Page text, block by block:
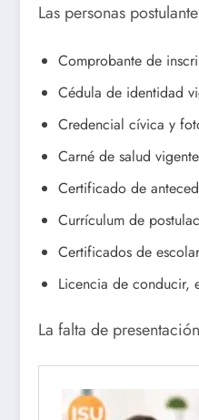
Las personas
Comprobante de
Cédula de identidad
Credencial cívica y
Carné de salud
Certificado de
Currículum de
Certificados de
Licencia de conducir,
La falta de